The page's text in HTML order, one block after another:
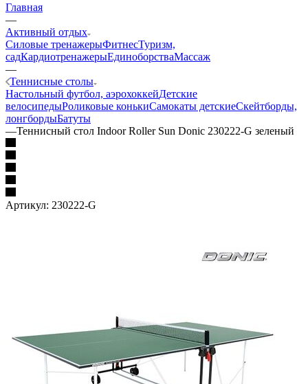
Главная
—
Активный отдых
Силовые тренажерыФитнесТуризм,
садКардиотренажерыЕдиноборстваМассаж
—
Теннисные столы
Настольный футбол, аэрохоккейДетские
велосипедыРоликовые конькиСамокаты детскиеСкейтборды,
лонгбордыБатуты
—Теннисный стол Indoor Roller Sun Donic 230222-G зеленый
Артикул: 230222-G